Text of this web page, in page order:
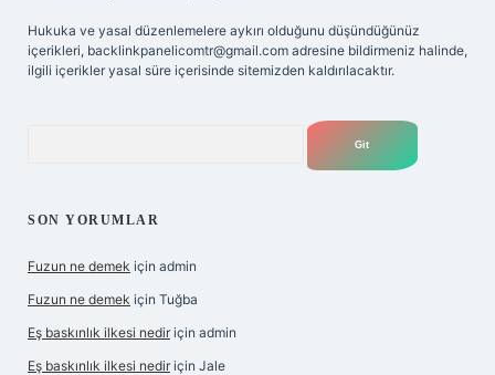
Hukuka ve yasal düzenlemelere aykırı olduğunu düşündüğünüz
içerikleri, backlinkpanelicomtr@gmail.com adresine bildirmeniz halinde,
ilgili içerikler yasal süre içerisinde sitemizden kaldırılacaktır.
SON YORUMLAR
Fuzun ne demek için admin
Fuzun ne demek için Tuğba
Eş baskınlık ilkesi nedir için admin
Eş baskınlık ilkesi nedir için Jale